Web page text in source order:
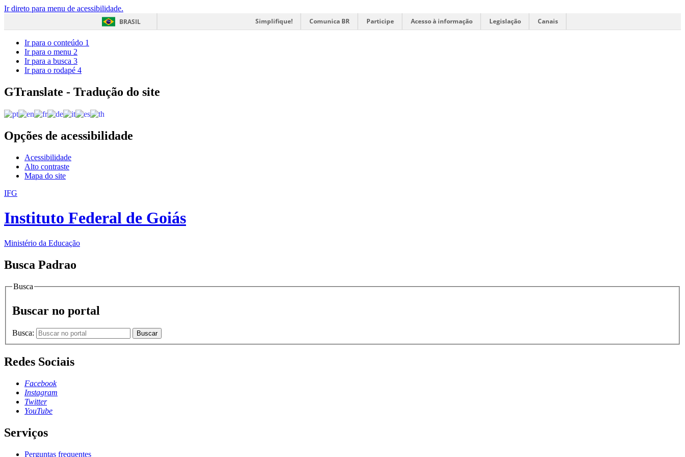
Ir direto para menu de acessibilidade.
BRASIL
Simplifique! Comunica BR Participe Acesso à informação Legislação Canais
Ir para o conteúdo 1
Ir para o menu 2
Ir para a busca 3
Ir para o rodapé 4
GTranslate - Tradução do site
Opções de acessibilidade
Acessibilidade
Alto contraste
Mapa do site
IFG
Instituto Federal de Goiás
Ministério da Educação
Busca Padrao
Busca
Buscar no portal
Busca: Buscar
Redes Sociais
Facebook
Instagram
Twitter
YouTube
Serviços
Perguntas frequentes